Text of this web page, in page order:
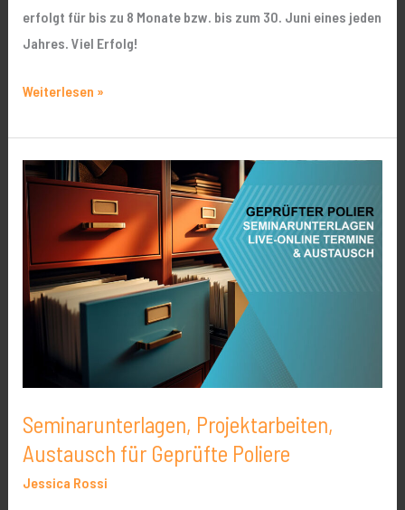
erfolgt für bis zu 8 Monate bzw. bis zum 30. Juni eines jeden
Jahres. Viel Erfolg!
Weiterlesen »
Seminarunterlagen, Projektarbeiten,
Austausch für Geprüfte Poliere
Jessica Rossi
Seminarunterlagen,
Projektarbeiten,
Austausch
Geprüfte
Poliere